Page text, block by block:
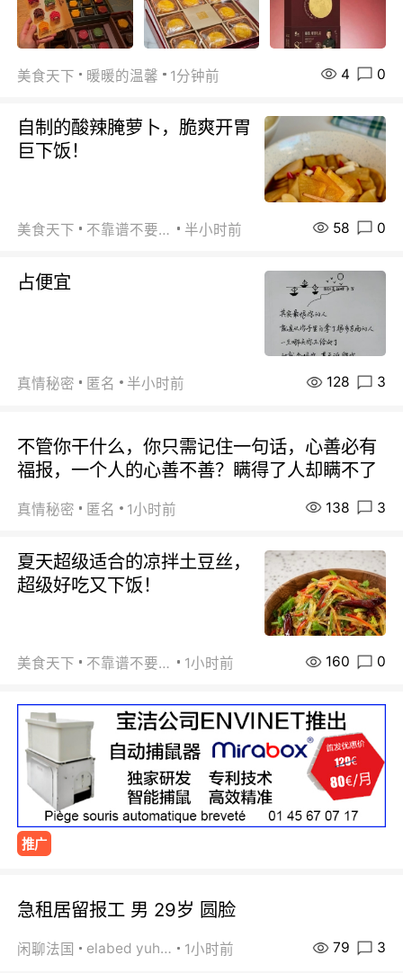
美食天下 暖暖的温馨 1分钟前 4 0
自制的酸辣腌萝卜，脆爽开胃
巨下饭！
美食天下 不靠谱不要联系 半小时前 58 0
占便宜
真情秘密 匿名 半小时前 128 3
不管你干什么，你只需记住一句话，心善必有
福报，一个人的心善不善？瞒得了人却瞒不了
真情秘密 匿名 1小时前 138 3
夏天超级适合的凉拌土豆丝，
超级好吃又下饭！
美食天下 不靠谱不要联系 1小时前 160 0
推广
急租居留报工 男 29岁 圆脸
闲聊法国 elabed yuhua 1小时前 79 3